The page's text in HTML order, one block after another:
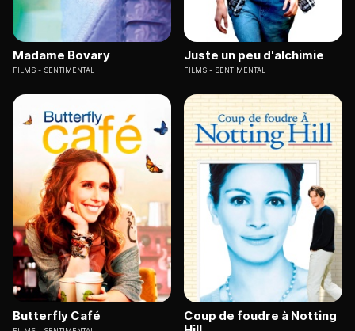
Madame Bovary
FILMS SENTIMENTAL
Juste un peu d'alchimie
FILMS SENTIMENTAL
Butterfly Café
Coup de foudre à Notting